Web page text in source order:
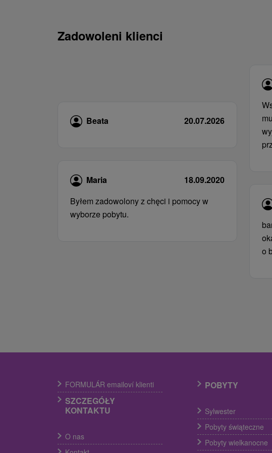
Zadowoleni klienci
Beata 20.07.2026
Maria
18.09.2020
Byłem zadowolony z chęci i pomocy w
wyborze pobytu.
o
FORMULÁR emailoví klienti
SZCZEGÓŁY
KONTAKTU
O nas
POBYTY
Sylwester
Pobyty świąteczne
Pobyty wielkanocne